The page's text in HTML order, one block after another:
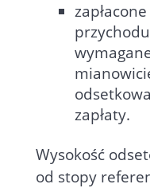
zapłaty.
Wysokość
od stopy